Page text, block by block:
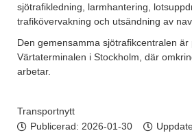
sjötrafikledning, larmhantering,
trafikövervakning och utsändning av
Den gemensamma sjötrafikcentralen är
Värtaterminalen i Stockholm, där
arbetar.
Transportnytt
Publicerad: 2026-01-30